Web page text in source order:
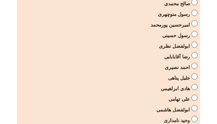
صالح محمدی
رسول منوچهری
امیرحسین پورمحمد
رسول حسینی
ابولفضل نظری
رضا آقابابایی
احمد نصیری
جلیل پناهی
هادی ابراهیمی
علی تهامی
ابولفضل هاشمی
وحید نامداری